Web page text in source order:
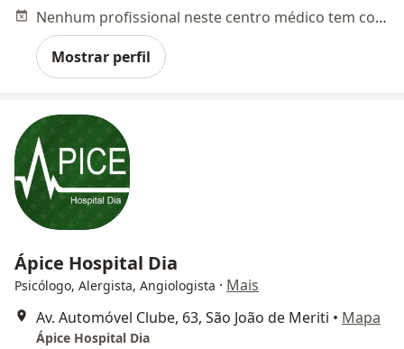
Nenhum profissional neste centro médico tem consultas disponíveis
Mostrar perfil
Ápice Hospital Dia
Psicólogo, Alergista, Angiologista · Mais
Av. Automóvel Clube, 63, São João de Meriti • Mapa
Ápice Hospital Dia